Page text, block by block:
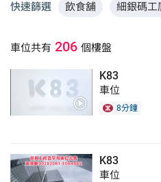
快速篩選 飲食舖 細銀碼工
車位共有 206 個樓盤
K83
車位
8分鐘
K83
車位